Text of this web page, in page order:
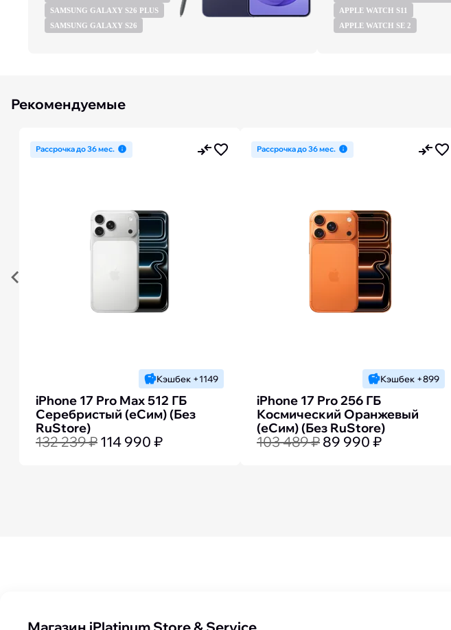
SAMSUNG GALAXY S26 PLUS
SAMSUNG GALAXY S26
APPLE WATCH S11
APPLE WATCH SE 2
Рекомендуемые
Previous
Рассрочка до 36 мес.
Кэшбек +1149
iPhone 17 Pro Max 512 ГБ
Серебристый (еСим) (Без
RuStore)
132 239 ₽ 114 990 ₽
Рассрочка до 36 мес.
Кэшбек +899
iPhone 17 Pro 256 ГБ
Космический Оранжевый
(еСим) (Без RuStore)
103 489 ₽ 89 990 ₽